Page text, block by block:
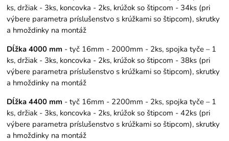
ks, držiak - 3ks, koncovka - 2ks, krúžok so štipcom - 34ks (pri
výbere parametra príslušenstvo s krúžkami so štipcom), skrutky
a hmoždinky na montáž
Dĺžka 4000 mm - tyč 16mm - 2000mm - 2ks, spojka tyče – 1
ks, držiak - 3ks, koncovka - 2ks, krúžok so štipcom - 38ks (pri
výbere parametra príslušenstvo s krúžkami so štipcom), skrutky
a hmoždinky na montáž
Dĺžka 4400 mm - tyč 16mm - 2200mm - 2ks, spojka tyče – 1
ks, držiak - 3ks, koncovka - 2ks, krúžok so štipcom - 42ks (pri
výbere parametra príslušenstvo s krúžkami so štipcom), skrutky
a hmoždinky na montáž